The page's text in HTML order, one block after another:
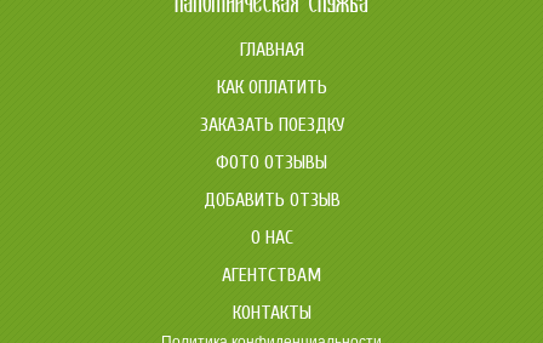
ГЛАВНАЯ
КАК ОПЛАТИТЬ
ЗАКАЗАТЬ ПОЕЗДКУ
ФОТО ОТЗЫВЫ
ДОБАВИТЬ ОТЗЫВ
О НАС
АГЕНТСТВАМ
КОНТАКТЫ